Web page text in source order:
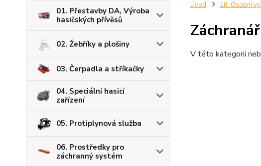
01. Přestavby DA, Výroba
hasičských přívěsů
02. Žebříky a plošiny
03. Čerpadla a stříkačky
04. Speciální hasicí
zařízení
05. Protiplynová služba
06. Prostředky pro
záchranný systém
Úvod 18. Osobní
V této kategorii